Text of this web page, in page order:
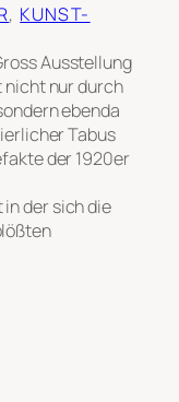
, KUNST-
Ausstellung
nicht nur durch
ebenda
Tabus
der 1920er
der sich die